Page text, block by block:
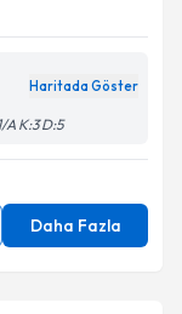
Haritada Göster
A K:3 D:5
Daha Fazla